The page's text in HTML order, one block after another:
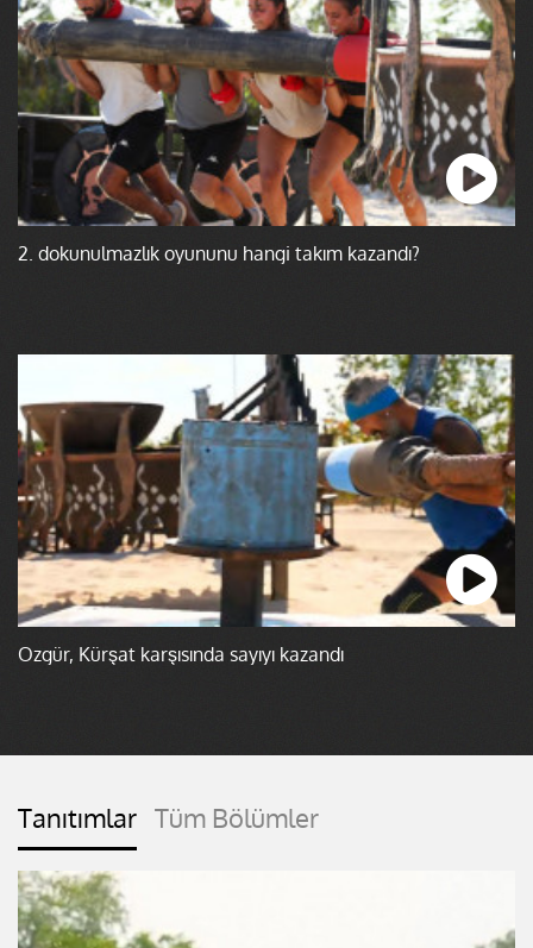
2. dokunulmazlık oyununu hangi takım kazandı?
Özgür, Kürşat karşısında sayıyı kazandı
Tanıtımlar Tüm Bölümler